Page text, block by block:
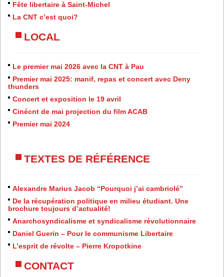
Fête libertaire à Saint-Michel
La CNT c’est quoi?
LOCAL
Le premier mai 2026 avec la CNT à Pau
Premier mai 2025: manif, repas et concert avec Deny
thunders
Concert et exposition le 19 avril
Cinécnt de mai projection du film ACAB
Premier mai 2024
TEXTES DE RÉFÉRENCE
Alexandre Marius Jacob “Pourquoi j’ai cambriolé”
De la récupération politique en milieu étudiant. Une
brochure toujours d’actualité!
Anarchosyndicalisme et syndicalisme révolutionnaire
Daniel Guerin – Pour le communisme Libertaire
L’esprit de révolte – Pierre Kropotkine
CONTACT